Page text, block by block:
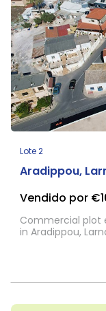
Lote 2
Aradippou,
Vendido por
Commercial plot
in Aradippou,